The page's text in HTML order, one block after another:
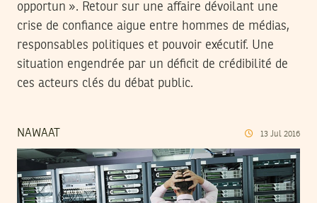
opportun ». Retour sur une affaire dévoilant une
crise de confiance aigue entre hommes de médias,
responsables politiques et pouvoir exécutif. Une
situation engendrée par un déficit de crédibilité de
ces acteurs clés du débat public.
NAWAAT 13 Jul 2016